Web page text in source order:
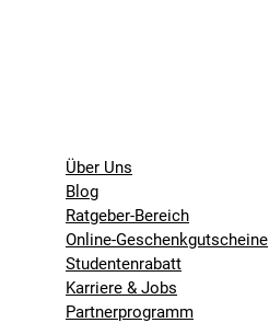
Über Uns
Blog
Ratgeber-Bereich
Online-Geschenkgutscheine
Studentenrabatt
Karriere & Jobs
Partnerprogramm